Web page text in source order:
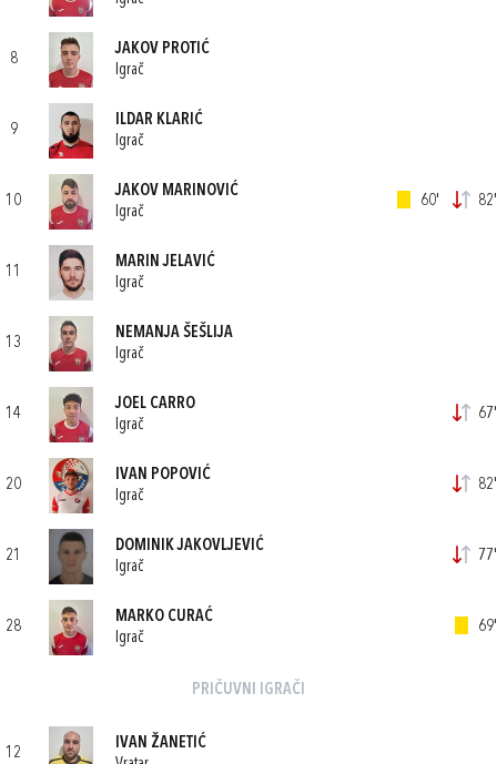
8
JAKOV PROTIĆ
Igrač
9
ILDAR KLARIĆ
Igrač
10
JAKOV MARINOVIĆ
Igrač
60' 82'
11
MARIN JELAVIĆ
Igrač
13
NEMANJA ŠEŠLIJA
Igrač
14
JOEL CARRO
Igrač
67'
20
IVAN POPOVIĆ
Igrač
82'
21
DOMINIK JAKOVLJEVIĆ
Igrač
77'
28
MARKO CURAĆ
Igrač
69'
PRIČUVNI IGRAČI
12
IVAN ŽANETIĆ